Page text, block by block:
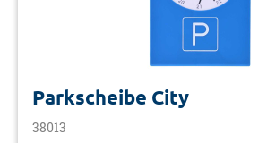
Parkscheibe City
38013